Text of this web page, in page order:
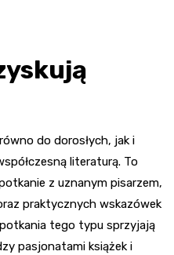
do dorosłych, jak i
literaturą. To
z uznanym pisarzem,
praktycznych wskazówek
tego typu sprzyjają
pasjonatami książek i